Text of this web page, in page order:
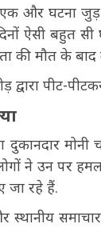
एक और घटना
ऐसी बहुत
की मौत के
पीट-
ने उन पर
जा रहे हैं.
समाचार